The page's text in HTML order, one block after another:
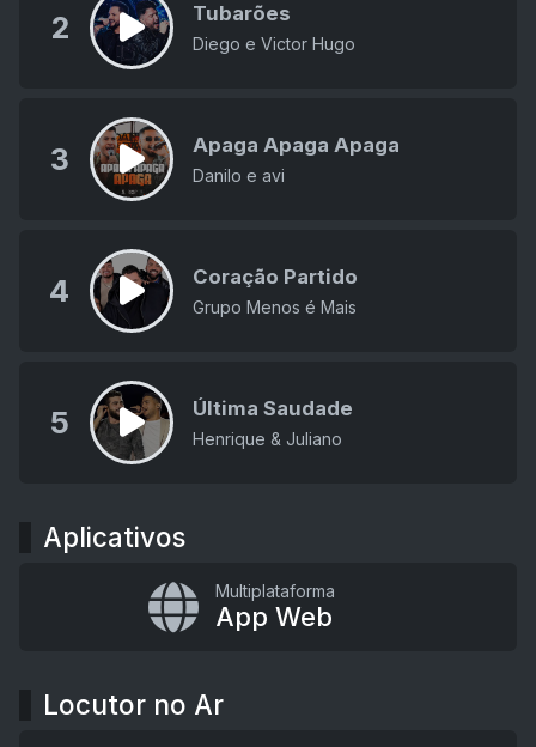
2 Tubarões
Diego e Victor Hugo
3 Apaga Apaga Apaga
Danilo e avi
4 Coração Partido
Grupo Menos é Mais
5 Última Saudade
Henrique & Juliano
Aplicativos
Multiplataforma
App Web
Locutor no Ar